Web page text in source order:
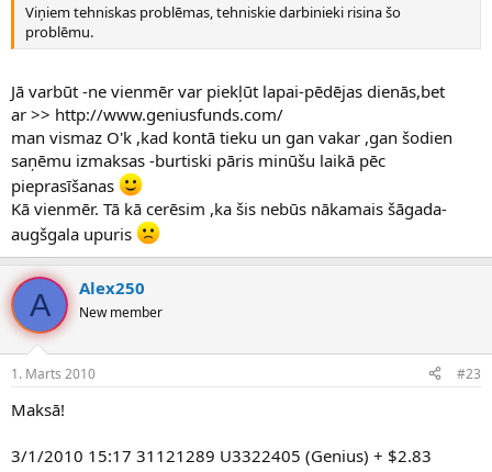
Viņiem tehniskas problēmas, tehniskie darbinieki risina šo
problēmu.
Jā varbūt -ne vienmēr var piekļūt lapai-pēdējas dienās,bet
ar >> http://www.geniusfunds.com/
man vismaz O'k ,kad kontā tieku un gan vakar ,gan šodien
saņēmu izmaksas -burtiski pāris minūšu laikā pēc
pieprasīšanas
Kā vienmēr. Tā kā cerēsim ,ka šis nebūs nākamais šāgada-
augšgala upuris
A Alex250
New member
1. Marts 2010 #23
Maksā!
3/1/2010 15:17 31121289 U3322405 (Genius) + $2.83